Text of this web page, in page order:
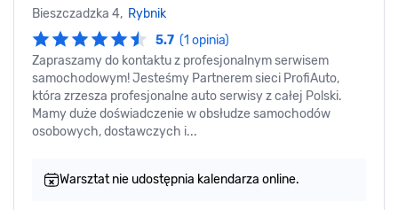
Bieszczadzka 4, Rybnik
5.7 (1 opinia)
Zapraszamy do kontaktu z profesjonalnym serwisem
samochodowym! Jesteśmy Partnerem sieci ProfiAuto,
która zrzesza profesjonalne auto serwisy z całej Polski.
Mamy duże doświadczenie w obsłudze samochodów
osobowych, dostawczych i...
Warsztat nie udostępnia kalendarza online.